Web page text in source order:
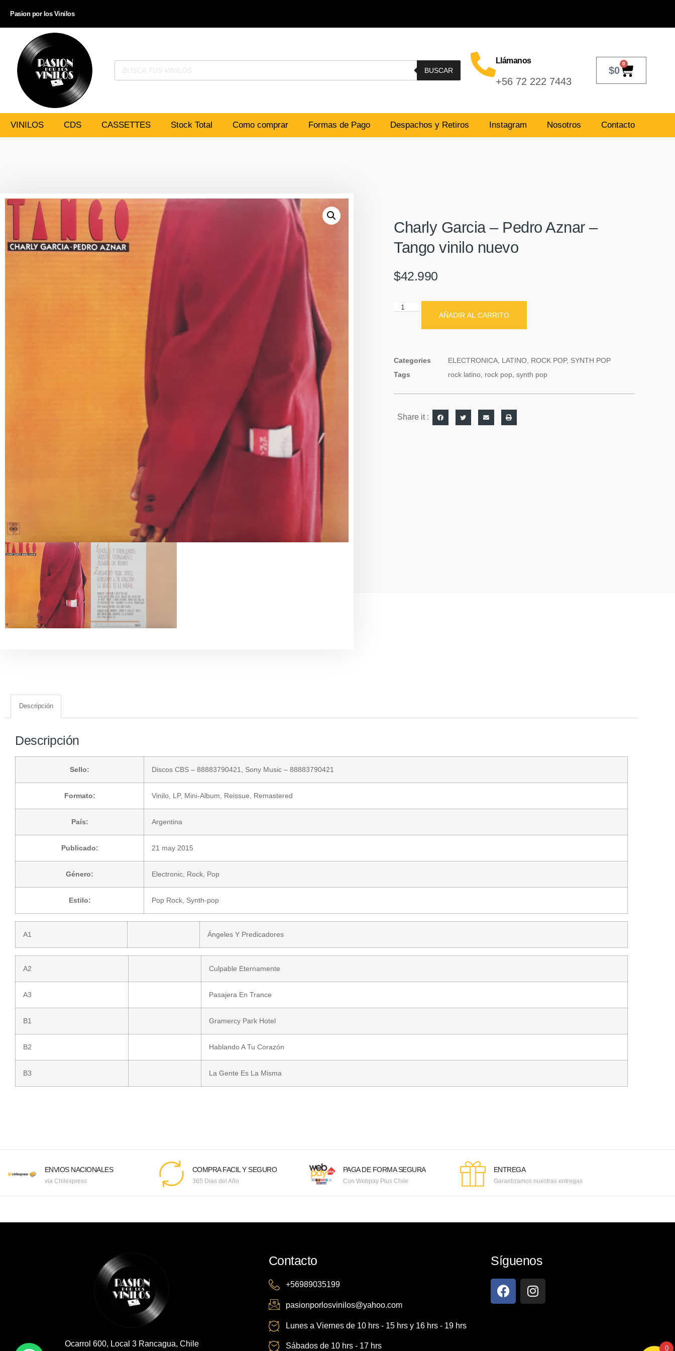
Pasion por los Vinilos
BUSCAR
Llámanos
+56 72 222 7443
$0
0
VINILOS CDS CASSETTES Stock Total Como comprar Formas de Pago Despachos y Retiros Instagram Nosotros Contacto
Charly Garcia – Pedro Aznar –
Tango vinilo nuevo
$42.990
AÑADIR AL CARRITO
Categories ELECTRONICA, LATINO, ROCK POP, SYNTH POP
Tags
rock latino, rock pop, synth pop
Share it :
Descripción
Descripción
Sello: Discos CBS – 88883790421, Sony Music – 88883790421
Formato: Vinilo , LP, Mini-Album, Reissue, Remastered
País: Argentina
Publicado: 21 may 2015
Género: Electronic Rock Pop
Estilo: Pop Rock Synth-pop
A1 Ángeles Y Predicadores
A2 Culpable Eternamente
A3 Pasajera En Trance
B1 Gramercy Park Hotel
B2 Hablando A Tu Corazón
B3 La Gente Es La Misma
ENVIOS NACIONALES
via Chilexpress
COMPRA FACIL Y SEGURO
365 Dias del Año
PAGA DE FORMA SEGURA
Con Webpay Plus Chile
ENTREGA
Garantizamos nuestras entregas
Ocarrol 600, Local 3 Rancagua, Chile
Contacto
+56989035199
pasionporlosvinilos@yahoo.com
Lunes a Viernes de 10 hrs - 15 hrs y 16 hrs - 19 hrs
Sábados de 10 hrs - 17 hrs
Síguenos
0